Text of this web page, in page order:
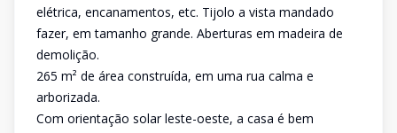
elétrica, encanamentos, etc. Tijolo a vista mandado
fazer, em tamanho grande. Aberturas em madeira de
demolição.
265 m² de área construída, em uma rua calma e
arborizada.
Com orientação solar leste-oeste, a casa é bem